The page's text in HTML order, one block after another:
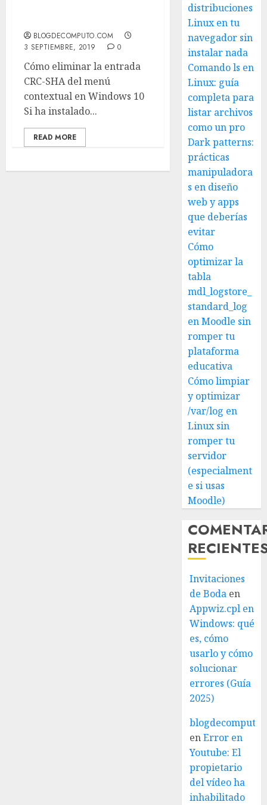
BLOGDECOMPUTO.COM
3 SEPTIEMBRE, 2019
0
Cómo eliminar la entrada
CRC-SHA del menú
contextual en Windows 10
Si ha instalado...
READ MORE
distribuciones
Linux en tu
navegador sin
instalar nada
Comando ls en
Linux: guía
completa para
listar archivos
como un pro
Dark patterns:
prácticas
manipuladora
s en diseño
web y apps
que deberías
evitar
Cómo
optimizar la
tabla
mdl_logstore_
standard_log
en Moodle sin
romper tu
plataforma
educativa
Cómo limpiar
y optimizar
/var/log en
Linux sin
romper tu
servidor
(especialment
e si usas
Moodle)
Invitaciones
de Boda en
Appwiz.cpl en
Windows: qué
es, cómo
usarlo y cómo
solucionar
errores (Guía
2025)
enError en
Youtube: El
propietario
del vídeo ha
inhabilitado